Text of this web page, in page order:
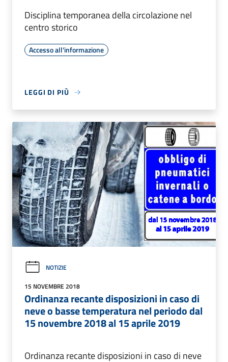
Disciplina temporanea della circolazione nel
centro storico
Accesso all'informazione
LEGGI DI PIÙ
NOTIZIE
15 NOVEMBRE 2018
Ordinanza recante disposizioni in caso di
neve o basse temperatura nel periodo dal
15 novembre 2018 al 15 aprile 2019
Ordinanza recante disposizioni in caso di neve